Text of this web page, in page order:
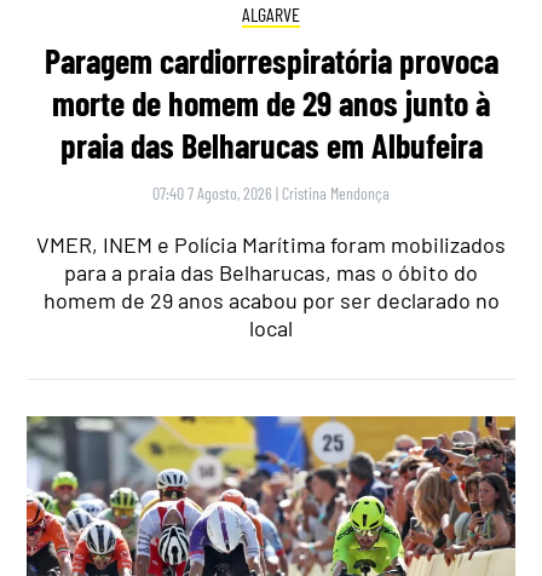
ALGARVE
Paragem cardiorrespiratória provoca
morte de homem de 29 anos junto à
praia das Belharucas em Albufeira
07:40 7 Agosto, 2026 | Cristina Mendonça
VMER, INEM e Polícia Marítima foram mobilizados
para a praia das Belharucas, mas o óbito do
homem de 29 anos acabou por ser declarado no
local